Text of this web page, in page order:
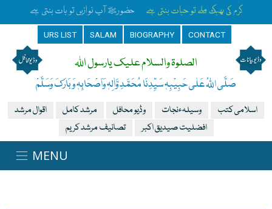
رخِ حضورﷺ کا صدقہ یہ دن چمکتا ہےآپ ﷺ کی زلفوں کے سائے سے رات بنتی ہے
URS LIST SALAM BIOGRAPHY CONTACT
الصلوۃ والسلام علیک یارسول اللہ
صَلَّی اللہُ عَلٰی حَبِیْبِہٖ سَیِّدِنَا مُحَمَّدِ وَّاٰلِہٖ وَاَصْحَابِہٖ وَبَارَکَ وَسَلَّمْ
اقوال مرشد مرشد کامل وڈیو محافل وسیلہءنجات
اسلامی کتب
تصانیف مرشد کریم
افضلیت صیدیق اکبر